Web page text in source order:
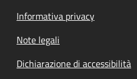
Informativa privacy
Note legali
Dichiarazione di accessibilità